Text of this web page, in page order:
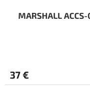
MARSHALL
37 €